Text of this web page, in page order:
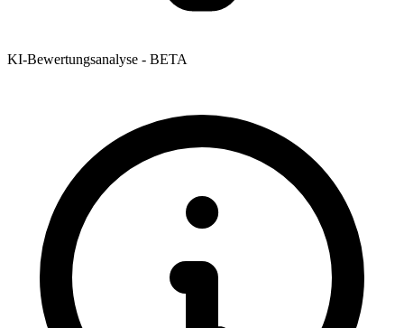
KI-Bewertungsanalyse - BETA